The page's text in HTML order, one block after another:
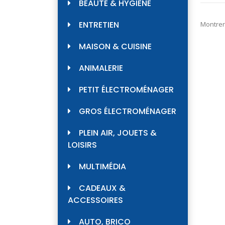
BEAUTÉ & HYGIÈNE
ENTRETIEN
MAISON & CUISINE
ANIMALERIE
PETIT ÉLECTROMÉNAGER
GROS ÉLECTROMÉNAGER
PLEIN AIR, JOUETS &
LOISIRS
MULTIMÉDIA
CADEAUX &
ACCESSOIRES
AUTO, BRICO